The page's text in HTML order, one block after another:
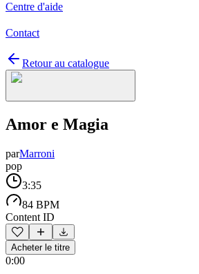
Centre d'aide
Contact
Retour au catalogue
Amor e Magia
parMarroni
pop
3:35
84 BPM
Content ID
Acheter le titre
0:00